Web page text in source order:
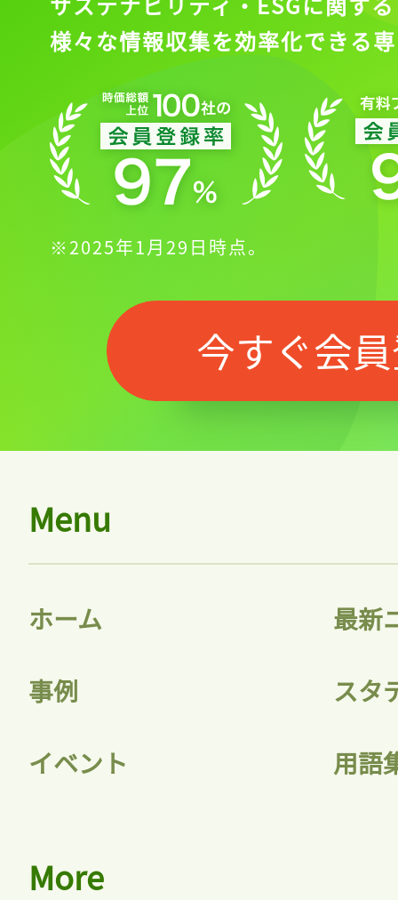
会員登録
様々な情報収集を効率化できる
※2025年1月29日時点。
今すぐ会
Menu
ホーム 最新
事例 スタ
イベント 用語
More